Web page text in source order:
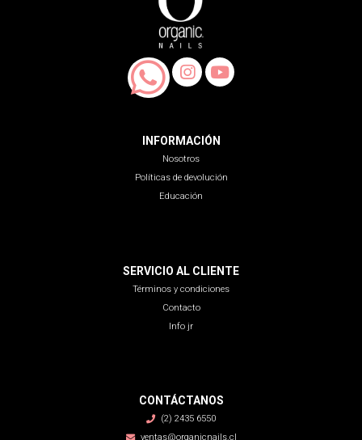
INFORMACIÓN
Nosotros
Políticas de devolución
Educación
SERVICIO AL CLIENTE
Términos y condiciones
Contacto
Info jr
CONTÁCTANOS
(2) 2435 6550
ventas@organicnails.cl